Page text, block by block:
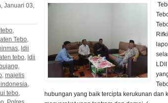
Januari 03,
Tebo
ldii
tebo ldii
majelis
tebo
hubungan yang baik tercipta kerukunan dan